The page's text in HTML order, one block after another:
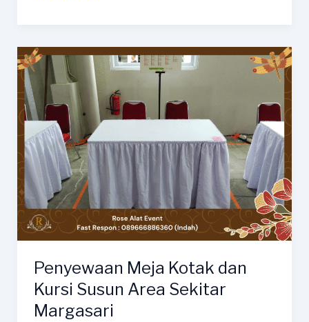
Bersih
dan
Elegan
Area
Adiwerna
Penyewaan Meja Kotak dan
Kursi Susun Area Sekitar
Margasari